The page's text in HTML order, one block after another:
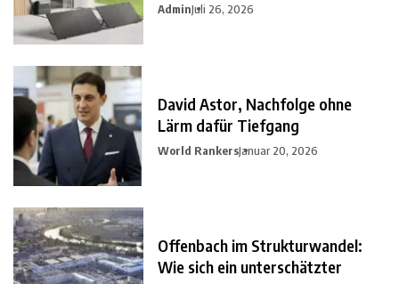
AdminJuli 26, 2026
David Astor, Nachfolge ohne
Lärm dafür Tiefgang
World RankersJanuar 20, 2026
Offenbach im Strukturwandel:
Wie sich ein unterschätzter